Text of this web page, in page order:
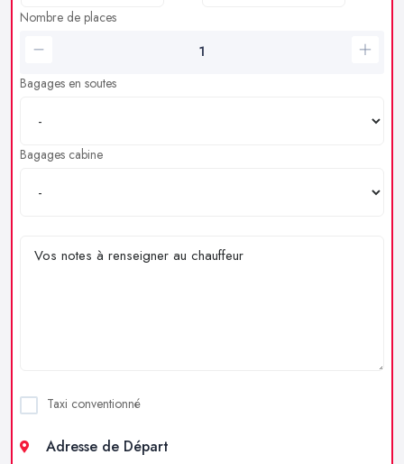
Nombre de places
Bagages en soutes
Bagages cabine
Taxi conventionné
Adresse de Départ